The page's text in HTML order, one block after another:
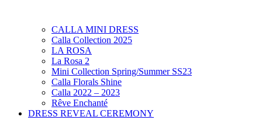
CALLA MINI DRESS
Calla Collection 2025
LA ROSA
La Rosa 2
Mini Collection Spring/Summer SS23
Calla Florals Shine
Calla 2022 – 2023
Rêve Enchanté
DRESS REVEAL CEREMONY